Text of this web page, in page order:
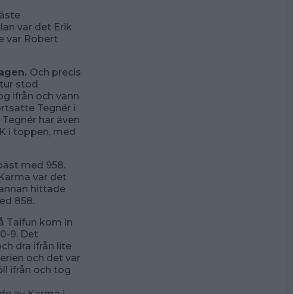
var det Erik
var Robert
Och precis
stod
ifrån och vann
Tegnér i
har även
i toppen, med
med 958.
var det
hittade
858.
Taifun kom in
9. Det
dra ifrån lite
och det var
ifrån och tog